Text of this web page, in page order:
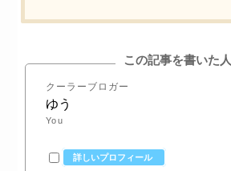
この記事を書いた人
クーラーブロガー
ゆう
You
詳しいプロフィール